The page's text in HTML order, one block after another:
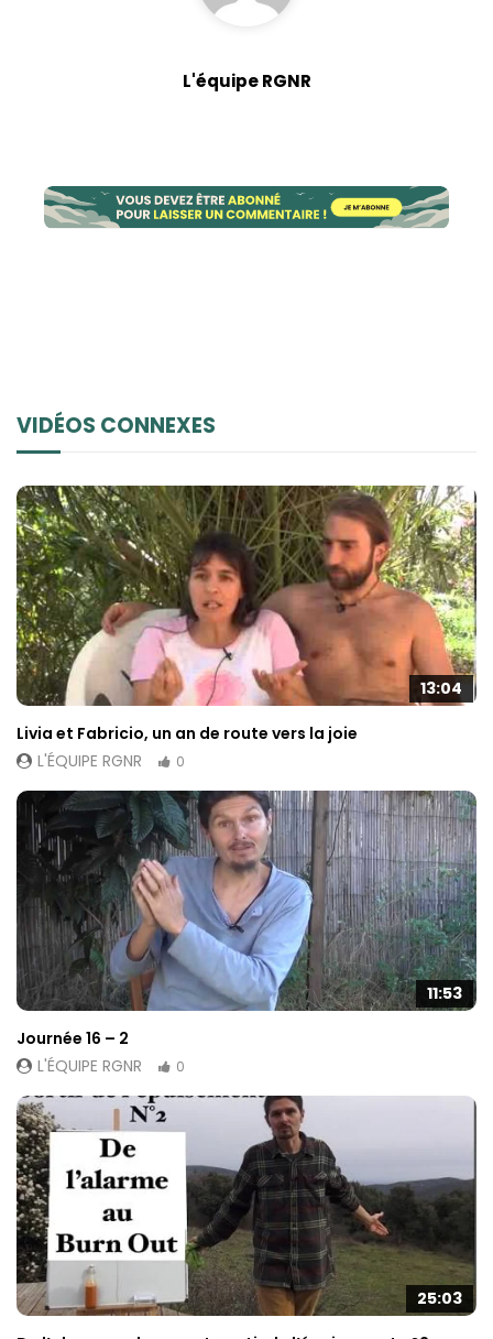
L'équipe RGNR
VIDÉOS CONNEXES
13:04
Livia et Fabricio, un an de route vers la joie
L'ÉQUIPE RGNR
0
11:53
Journée 16 – 2
L'ÉQUIPE RGNR
0
25:03